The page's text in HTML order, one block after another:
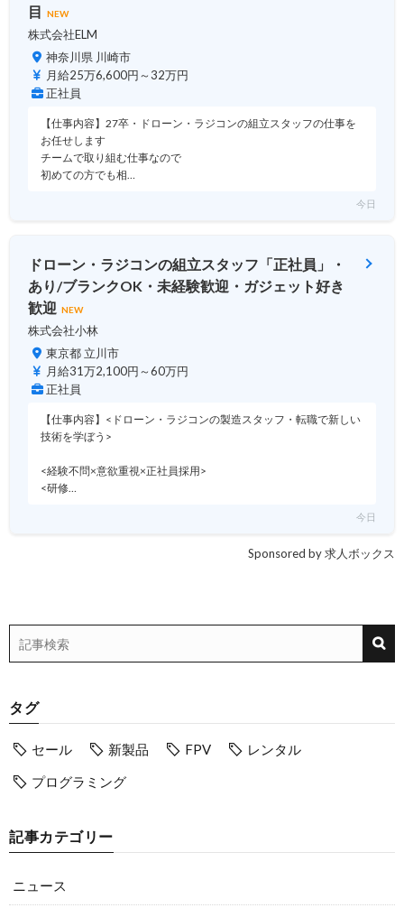
目 NEW
株式会社ELM
神奈川県 川崎市
月給25万6,600円～32万円
正社員
【仕事内容】27卒・ドローン・ラジコンの組立スタッフの仕事を
お任せします
チームで取り組む仕事なので
初めての方でも相…
今日
ドローン・ラジコンの組立スタッフ「正社員」・
あり/ブランクOK・未経験歓迎・ガジェット好き
歓迎 NEW
株式会社小林
東京都 立川市
月給31万2,100円～60万円
正社員
【仕事内容】<ドローン・ラジコンの製造スタッフ・転職で新しい
技術を学ぼう>
<経験不問×意欲重視×正社員採用>
<研修…
今日
Sponsored by 求人ボックス
タグ
セール 新製品 FPV
レンタル
プログラミング
記事カテゴリー
ニュース